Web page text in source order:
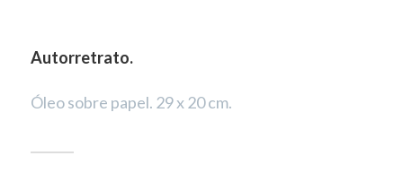
Autorretrato.
Óleo sobre papel. 29 x 20 cm.